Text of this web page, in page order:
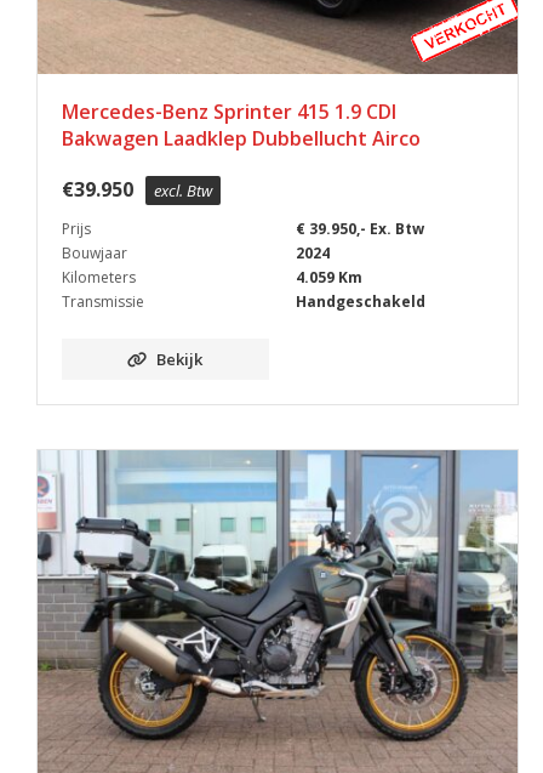
Mercedes-Benz Sprinter 415 1.9 CDI
Bakwagen Laadklep Dubbellucht Airco
€39.950 excl. Btw
Prijs
€ 39.950,- Ex. Btw
Bouwjaar
2024
Kilometers
4.059 Km
Transmissie
Handgeschakeld
Bekijk